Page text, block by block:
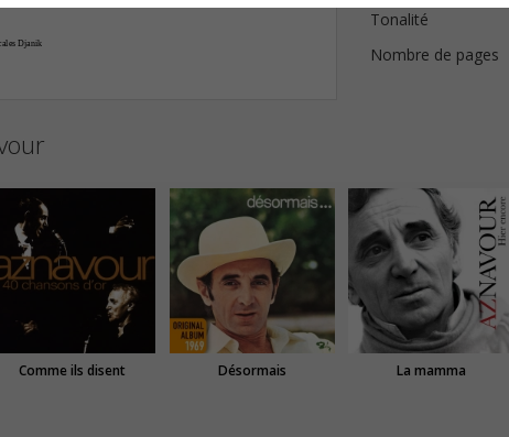
Djanik
Tonalité
Nombre de pages
Comme ils disent Désormais La mamma